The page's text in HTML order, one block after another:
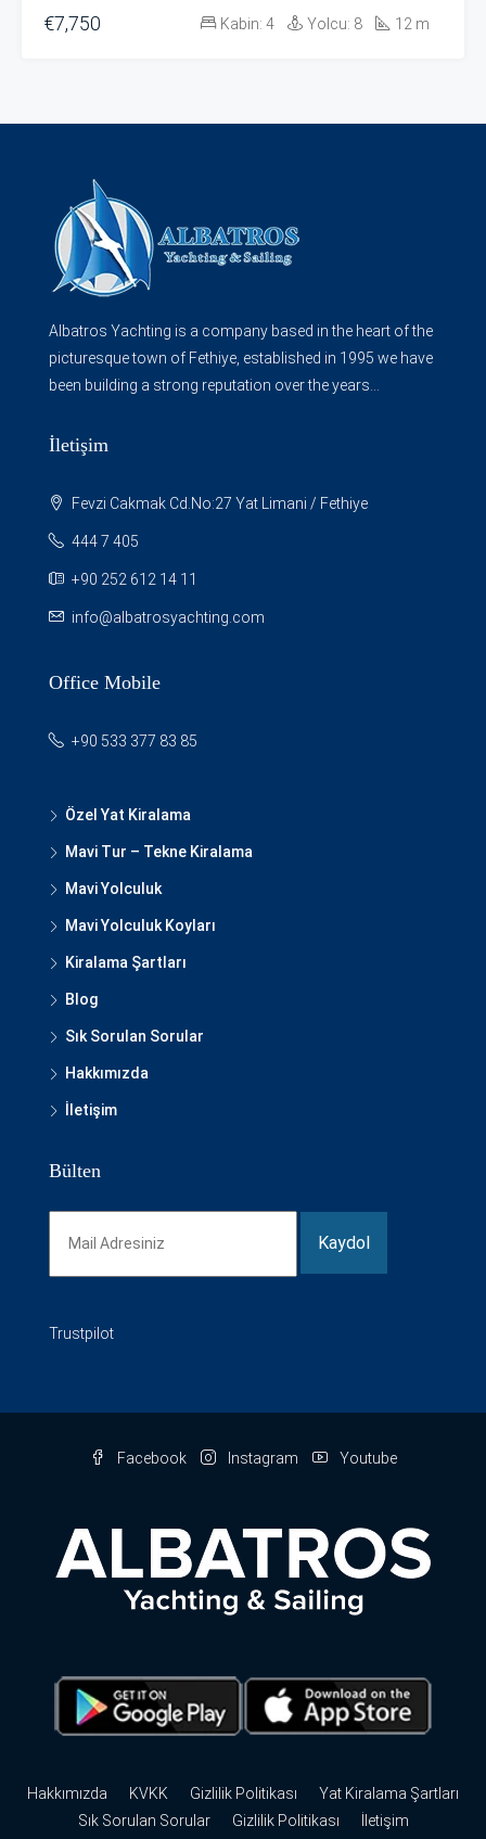
€7,750 Kabin: 4 Yolcu: 8 12 m
Albatros Yachting is a company based in the heart of the
picturesque town of Fethiye, established in 1995 we have
been building a strong reputation over the years...
İletişim
Fevzi Cakmak Cd.No:27 Yat Limani / Fethiye
444 7 405
+90 252 612 14 11
info@albatrosyachting.com
Office Mobile
+90 533 377 83 85
Özel Yat Kiralama
Mavi Tur – Tekne Kiralama
Mavi Yolculuk
Mavi Yolculuk Koyları
Kiralama Şartları
Blog
Sık Sorulan Sorular
Hakkımızda
İletişim
Bülten
Trustpilot
Facebook Instagram Youtube
Hakkımızda KVKK Gizlilik Politikası
Yat Kiralama Şartları
Sık Sorulan Sorular
Gizlilik Politikası İletişim